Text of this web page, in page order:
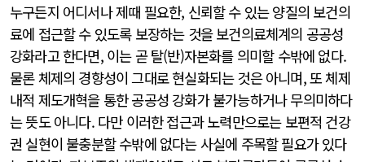
누구든지 어디서나 제때 필요한, 신뢰할 수 있는 양질의 보건의
료에 접근할 수 있도록 보장하는 것을 보건의료체계의 공공성
강화라고 한다면, 이는 곧 탈(반)자본화를 의미할 수밖에 없다.
물론 체제의 경향성이 그대로 현실화되는 것은 아니며, 또 체제
내적 제도개혁을 통한 공공성 강화가 불가능하거나 무의미하다
는 뜻도 아니다. 다만 이러한 접근과 노력만으로는 보편적 건강
권 실현이 불충분할 수밖에 없다는 사실에 주목할 필요가 있다